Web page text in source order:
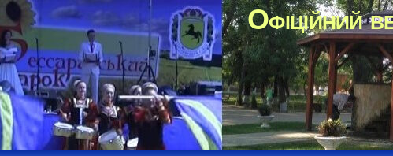
Офіційний